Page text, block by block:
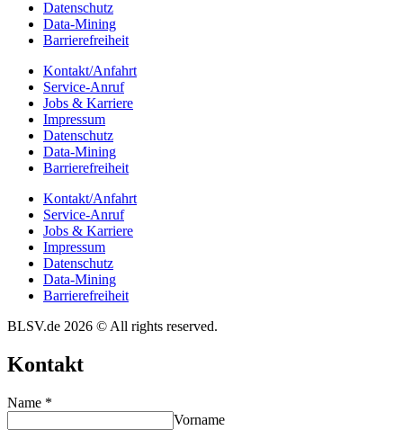
Daten­schutz
Data-Mining
Barrie­re­frei­heit
Kontakt/​​Anfahrt
Service-Anruf
Jobs & Karriere
Impres­sum
Daten­schutz
Data-Mining
Barrie­re­frei­heit
Kontakt/​​Anfahrt
Service-Anruf
Jobs & Karriere
Impres­sum
Daten­schutz
Data-Mining
Barrie­re­frei­heit
BLSV.de 2026 © All rights reserved.
Kontakt
Name *
Vorname